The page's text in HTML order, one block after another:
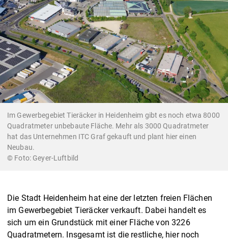
Im Gewerbegebiet Tieräcker in Heidenheim gibt es noch etwa 8000
Quadratmeter unbebaute Fläche. Mehr als 3000 Quadratmeter
hat das Unternehmen ITC Graf gekauft und plant hier einen
Neubau.
Geyer-Luftbild
Die Stadt Heidenheim hat eine der letzten freien Flächen
im Gewerbegebiet Tieräcker verkauft. Dabei handelt es
sich um ein Grundstück mit einer Fläche von 3226
Quadratmetern. Insgesamt ist die restliche, hier noch